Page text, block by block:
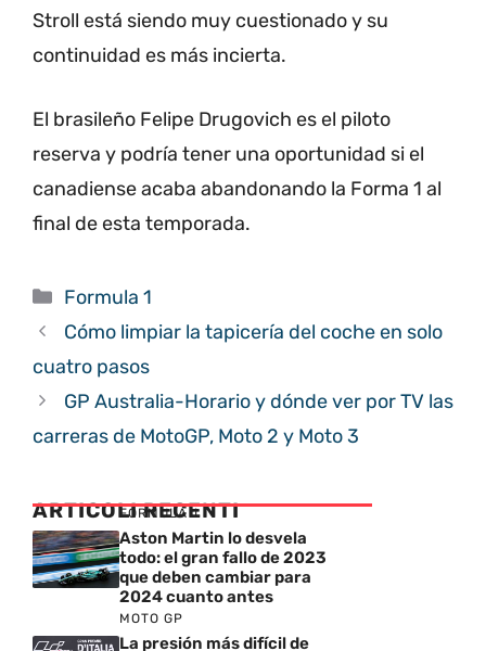
Stroll está siendo muy cuestionado y su
continuidad es más incierta.
El brasileño Felipe Drugovich es el piloto
reserva y podría tener una oportunidad si el
canadiense acaba abandonando la Forma 1 al
final de esta temporada.
Categorías
Formula 1
Cómo limpiar la tapicería del coche en solo
cuatro pasos
GP Australia-Horario y dónde ver por TV las
carreras de MotoGP, Moto 2 y Moto 3
ARTICOLI RECENTI
FORMULA 1
Aston Martin lo desvela
todo: el gran fallo de 2023
que deben cambiar para
2024 cuanto antes
MOTO GP
La presión más difícil de